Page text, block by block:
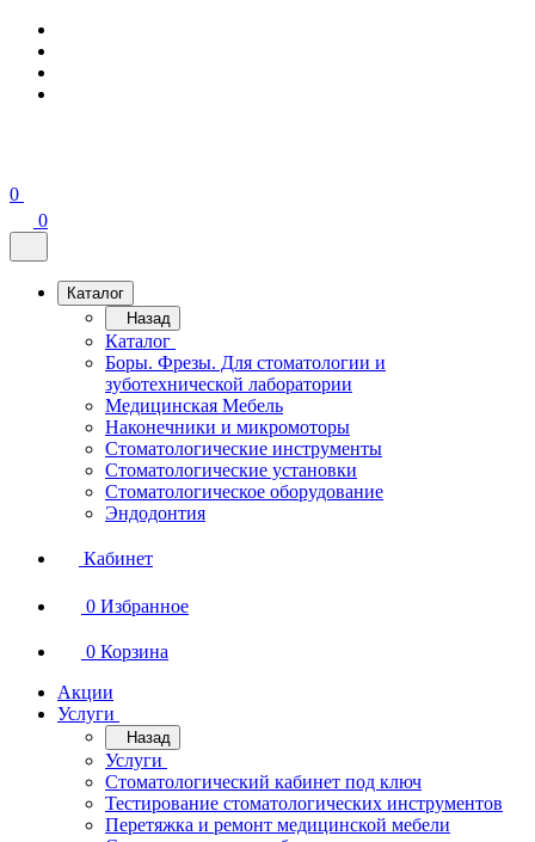
0
0
Каталог
Назад
Каталог
Боры. Фрезы. Для стоматологии и
зуботехнической лаборатории
Медицинская Мебель
Наконечники и микромоторы
Стоматологические инструменты
Стоматологические установки
Стоматологическое оборудование
Эндодонтия
Кабинет
0 Избранное
0 Корзина
Акции
Услуги
Назад
Услуги
Стоматологический кабинет под ключ
Тестирование стоматологических инструментов
Перетяжка и ремонт медицинской мебели